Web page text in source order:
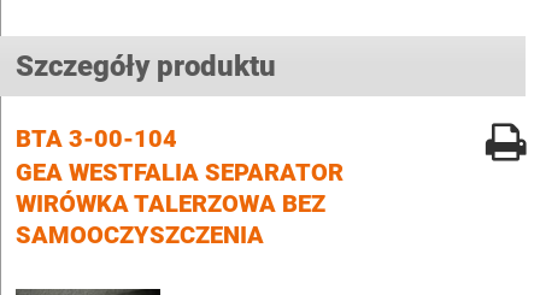
Szczegóły produktu
BTA 3-00-104
GEA WESTFALIA SEPARATOR
WIRÓWKA TALERZOWA BEZ
SAMOOCZYSZCZENIA